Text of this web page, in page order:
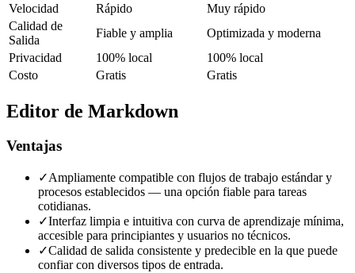
Velocidad
Rápido
Muy rápido
Calidad de
Salida
Fiable y amplia
Optimizada y moderna
Privacidad
100% local
100% local
Costo
Gratis Gratis
Editor de Markdown
Ventajas
✓Ampliamente compatible con flujos de trabajo estándar y
procesos establecidos — una opción fiable para tareas
cotidianas.
✓Interfaz limpia e intuitiva con curva de aprendizaje mínima,
accesible para principiantes y usuarios no técnicos.
✓Calidad de salida consistente y predecible en la que puede
confiar con diversos tipos de entrada.